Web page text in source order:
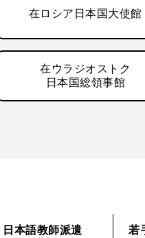
在ロシア日本国大使館
在ウラジオストク
日本国総領事館
日本語教師派遣
若